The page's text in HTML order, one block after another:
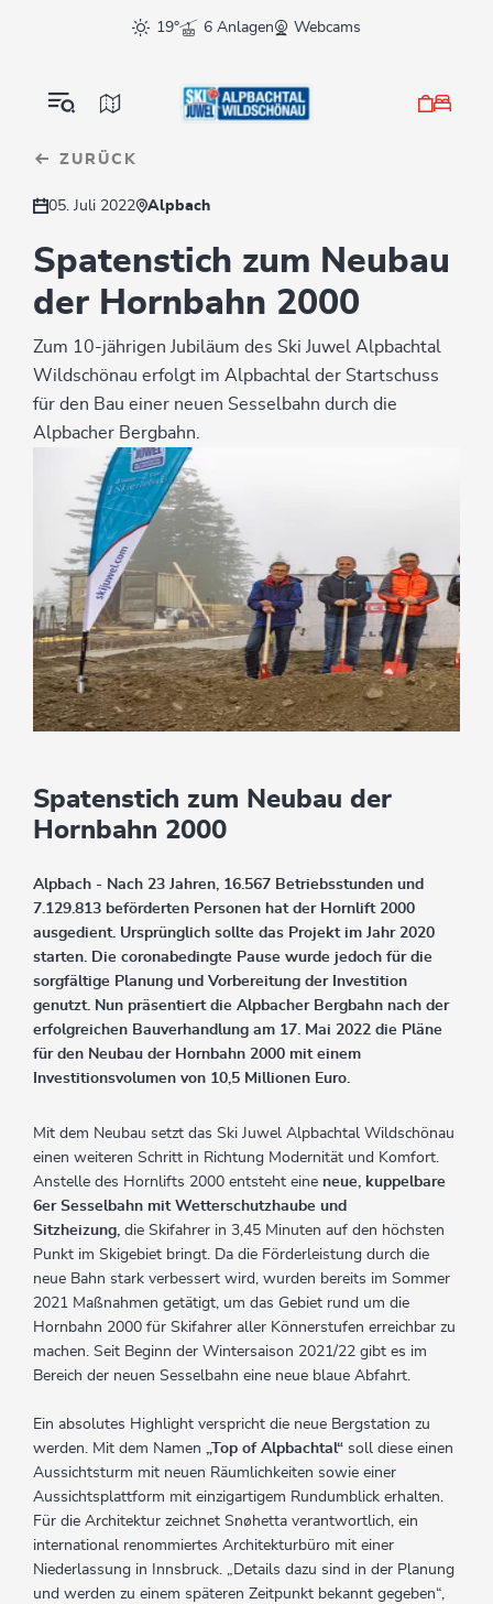
sr.skip-to.main-content
sr.skip-to.table-of-contents
sr.skip-to.main-navigation
19°
6 Anlagen Webcams
ZURÜCK
05. Juli 2022 Alpbach
Spatenstich zum Neubau
der Hornbahn 2000
Zum 10-jährigen Jubiläum des Ski Juwel Alpbachtal
Wildschönau erfolgt im Alpbachtal der Startschuss
für den Bau einer neuen Sesselbahn durch die
Alpbacher Bergbahn.
Spatenstich zum Neubau der
Hornbahn 2000
Alpbach - Nach 23 Jahren, 16.567 Betriebsstunden und
7.129.813 beförderten Personen hat der Hornlift 2000
ausgedient. Ursprünglich sollte das Projekt im Jahr 2020
starten. Die coronabedingte Pause wurde jedoch für die
sorgfältige Planung und Vorbereitung der Investition
genutzt. Nun präsentiert die Alpbacher Bergbahn nach der
erfolgreichen Bauverhandlung am 17. Mai 2022 die Pläne
für den Neubau der Hornbahn 2000 mit einem
Investitionsvolumen von 10,5 Millionen Euro.
Mit dem Neubau setzt das Ski Juwel Alpbachtal Wildschönau
einen weiteren Schritt in Richtung Modernität und Komfort.
Anstelle des Hornlifts 2000 entsteht eine neue, kuppelbare
6er Sesselbahn mit Wetterschutzhaube und
Sitzheizung, die Skifahrer in 3,45 Minuten auf den höchsten
Punkt im Skigebiet bringt. Da die Förderleistung durch die
neue Bahn stark verbessert wird, wurden bereits im Sommer
2021 Maßnahmen getätigt, um das Gebiet rund um die
Hornbahn 2000 für Skifahrer aller Könnerstufen erreichbar zu
machen. Seit Beginn der Wintersaison 2021/22 gibt es im
Bereich der neuen Sesselbahn eine neue blaue Abfahrt.
Ein absolutes Highlight verspricht die neue Bergstation zu
werden. Mit dem Namen „Top of Alpbachtal“ soll diese einen
Aussichtsturm mit neuen Räumlichkeiten sowie einer
Aussichtsplattform mit einzigartigem Rundumblick erhalten.
Für die Architektur zeichnet Snøhetta verantwortlich, ein
international renommiertes Architekturbüro mit einer
Niederlassung in Innsbruck. „Details dazu sind in der Planung
und werden zu einem späteren Zeitpunkt bekannt gegeben“,